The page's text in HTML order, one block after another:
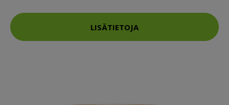
LISÄTIETOJA